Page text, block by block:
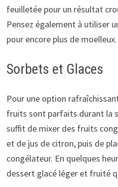
feuilletée pour un résultat
Pensez également à utiliser
pour encore plus de moelleux.
Sorbets et Glaces
Pour une option
fruits sont parfaits durant la
suffit de mixer des fruits
et de jus de citron, puis de
congélateur. En quelques
dessert glacé léger et fruité